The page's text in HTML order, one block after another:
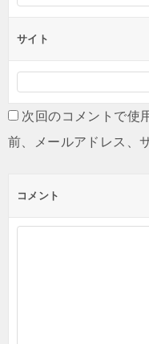
サイト
次回のコメントで使
前、メールアドレス、
コメント